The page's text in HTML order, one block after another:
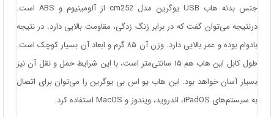
جنس بدنه هاب USB یوگرین مدل cm252 از آلومینیوم و ABS است.
درنتیجه می‌توان گفت که در برابر زنگ‌ زدگی، مقاومت بالایی دارد. در نتیجه
بادوام بوده و عمر بالایی دارد. وزن آن ۸۵ گرم و ابعاد آن بسیار کوچک است.
طول کابل این هاب هم ۱۵ سانتی‌متر است، با این شرایط حمل و نقل آن نیز
بسیار آسان خواهد بود. این هاب یو اس بی یوگرین را می‌توان برای اتصال
به سیستم‌های iPadOS، اندروید، ویندوز و MacOS استفاده کرد.